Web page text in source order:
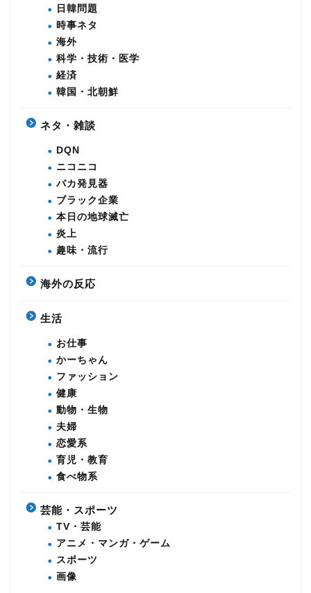
日韓問題
時事ネタ
海外
科学・技術・医学
経済
韓国・北朝鮮
ネタ・雑談
DQN
ニコニコ
バカ発見器
ブラック企業
本日の地球滅亡
炎上
趣味・流行
海外の反応
生活
お仕事
かーちゃん
ファッション
健康
動物・生物
夫婦
恋愛系
育児・教育
食べ物系
芸能・スポーツ
TV・芸能
アニメ・マンガ・ゲーム
スポーツ
画像